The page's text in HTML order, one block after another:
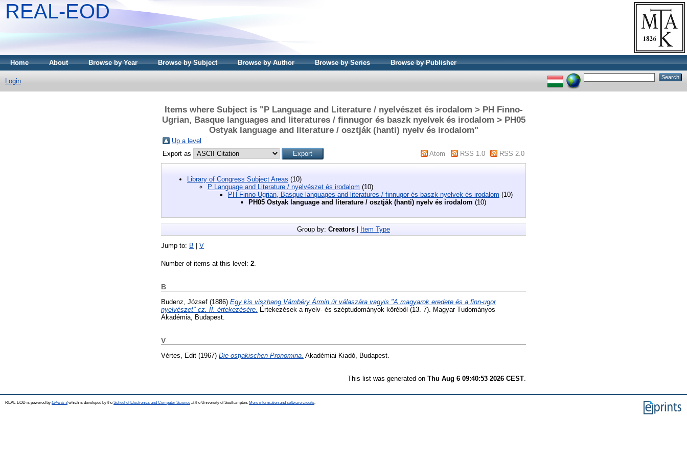
REAL-EOD
Home About Browse by Year Browse by Subject Browse by Author Browse by Series Browse by Publisher
Login
Items where Subject is "P Language and Literature / nyelvészet és irodalom > PH Finno-
Ugrian, Basque languages and literatures / finnugor és baszk nyelvek és irodalom > PH05
Ostyak language and literature / osztják (hanti) nyelv és irodalom"
Up a level
Export as
Atom RSS 1.0 RSS 2.0
Library of Congress Subject Areas (10)
P Language and Literature / nyelvészet és irodalom (10)
PH Finno-Ugrian, Basque languages and literatures / finnugor és baszk nyelvek és irodalom (10)
PH05 Ostyak language and literature / osztják (hanti) nyelv és irodalom (10)
Group by: Creators Item Type
Jump to: B V
Number of items at this level: 2.
B
Budenz, József (1886) Egy kis viszhang Vámbéry Ármin úr válaszára vagyis "A magyarok eredete és a finn-ugor
nyelvészet" cz. II. értekezésére. Értekezések a nyelv- és széptudományok köréből (13. 7). Magyar Tudományos
Akadémia, Budapest.
V
Vértes, Edit (1967) Die ostjakischen Pronomina. Akadémiai Kiadó, Budapest.
This list was generated on Thu Aug 6 09:40:53 2026 CEST
REAL-EOD is powered by EPrints 3which is developed by the School of Electronics and Computer Science at the University of Southampton. More information and software credits